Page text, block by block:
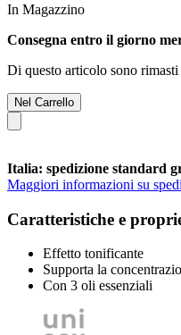
In Magazzino
Consegna entro il giorno
Di questo articolo sono
Nel Carrello
Italia: spedizione standard
Maggiori informazioni su
Caratteristiche e
Effetto tonificante
Supporta la
Con 3 oli essenziali